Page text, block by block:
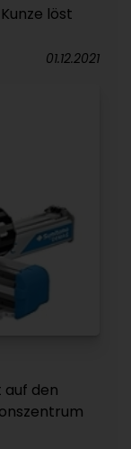
löst
01.12.2021
den